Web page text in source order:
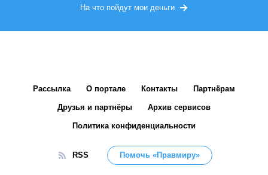
На что пойдут мои деньги
Рассылка О портале Контакты Партнёрам
Друзья и партнёры Архив сервисов
Политика конфиденциальности
RSS Помочь «Правмиру»